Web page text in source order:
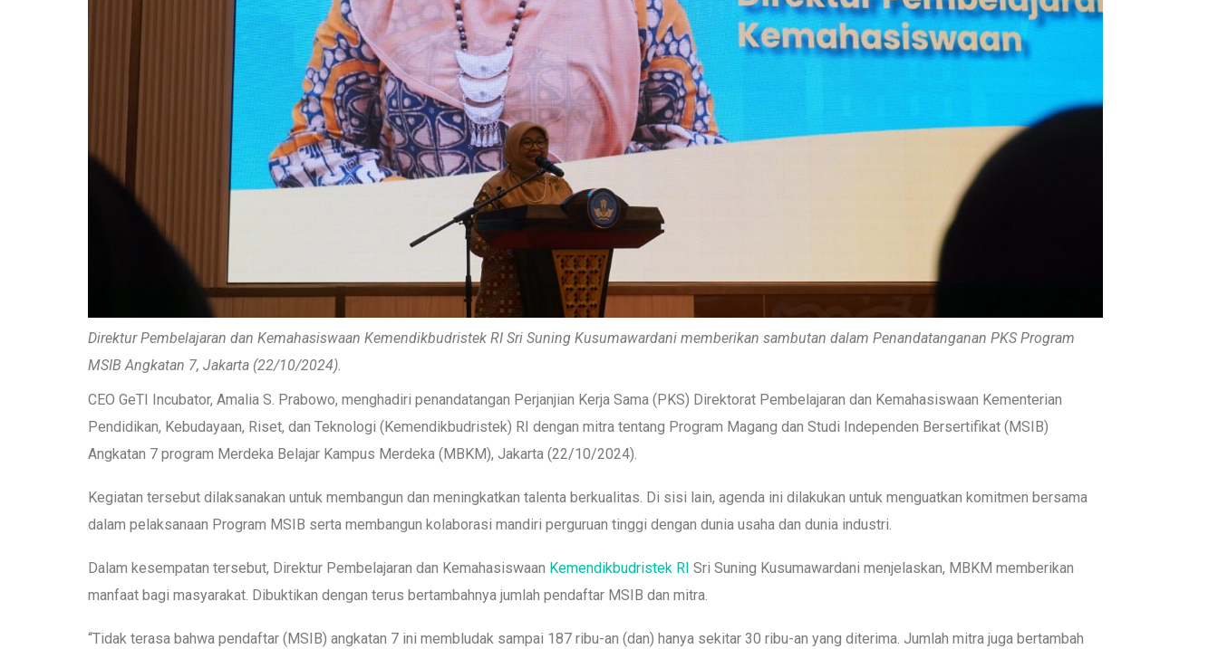
Direktur Pembelajaran dan Kemahasiswaan Kemendikbudristek RI Sri Suning Kusumawardani memberikan sambutan dalam Penandatanganan PKS Program
MSIB Angkatan 7, Jakarta (22/10/2024).
CEO GeTI Incubator, Amalia S. Prabowo, menghadiri penandatangan Perjanjian Kerja Sama (PKS) Direktorat Pembelajaran dan Kemahasiswaan Kementerian
Pendidikan, Kebudayaan, Riset, dan Teknologi (Kemendikbudristek) RI dengan mitra tentang Program Magang dan Studi Independen Bersertifikat (MSIB)
Angkatan 7 program Merdeka Belajar Kampus Merdeka (MBKM), Jakarta (22/10/2024).
Kegiatan tersebut dilaksanakan untuk membangun dan meningkatkan talenta berkualitas. Di sisi lain, agenda ini dilakukan untuk menguatkan komitmen bersama
dalam pelaksanaan Program MSIB serta membangun kolaborasi mandiri perguruan tinggi dengan dunia usaha dan dunia industri.
Dalam kesempatan tersebut, Direktur Pembelajaran dan Kemahasiswaan Kemendikbudristek RI Sri Suning Kusumawardani menjelaskan, MBKM memberikan
manfaat bagi masyarakat. Dibuktikan dengan terus bertambahnya jumlah pendaftar MSIB dan mitra.
“Tidak terasa bahwa pendaftar (MSIB) angkatan 7 ini membludak sampai 187 ribu-an (dan) hanya sekitar 30 ribu-an yang diterima. Jumlah mitra juga bertambah